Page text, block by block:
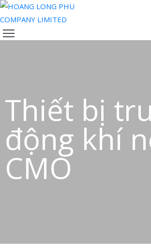
TRANG
SẢN
ĐỘI
NGŨ
CỦA
CHÚNG
TÔI
Thiết bị
động khí
CMO